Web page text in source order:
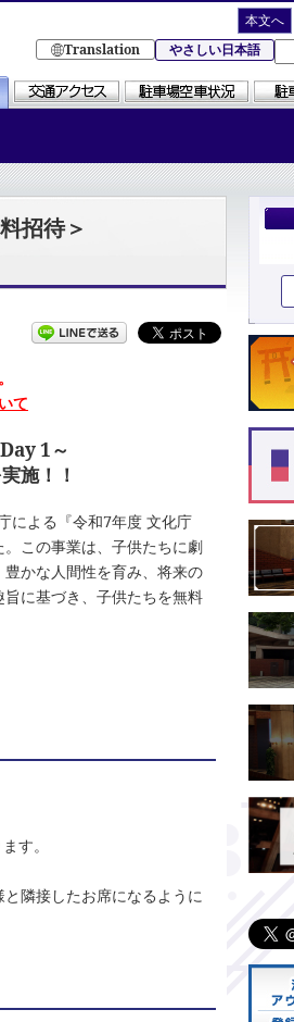
本文へ
Translation
やさしい日本語
招待＞
て
1～
施！！
による『令和7年度 文化庁
この事業は、子供たちに劇
かな人間性を育み、将来の
に基づき、子供たちを無料
す。
隣接したお席になるように